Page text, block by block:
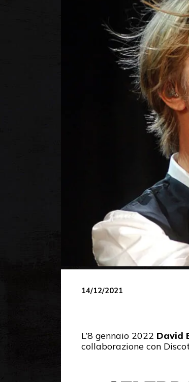
14/12/2021
L’8 gennaio 2022 David
collaborazione con